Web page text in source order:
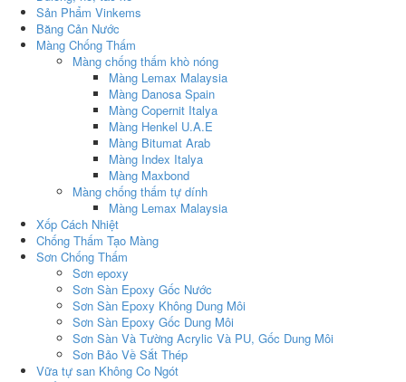
Sản Phẩm Vinkems
Băng Cản Nước
Màng Chống Thấm
Màng chống thấm khò nóng
Màng Lemax Malaysia
Màng Danosa Spain
Màng Copernit Italya
Màng Henkel U.A.E
Màng Bitumat Arab
Màng Index Italya
Màng Maxbond
Màng chống thấm tự dính
Màng Lemax Malaysia
Xốp Cách Nhiệt
Chống Thấm Tạo Màng
Sơn Chống Thấm
Sơn epoxy
Sơn Sàn Epoxy Gốc Nước
Sơn Sàn Epoxy Không Dung Môi
Sơn Sàn Epoxy Gốc Dung Môi
Sơn Sàn Và Tường Acrylic Và PU, Gốc Dung Môi
Sơn Bảo Về Sắt Thép
Vữa tự san Không Co Ngót